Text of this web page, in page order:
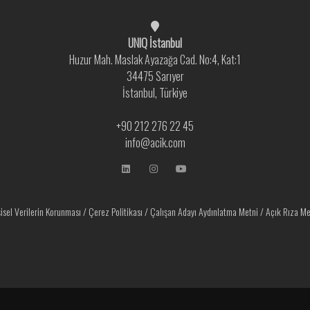
UNIQ İstanbul
Huzur Mah. Maslak Ayazağa Cad. No:4, Kat:1
34475 Sarıyer
İstanbul, Türkiye
+90 212 276 22 45
info@acik.com
Verilerin Korunması/Çerez Politikası/Çalışan Adayı Aydınlatma Metni/Açık Rıza